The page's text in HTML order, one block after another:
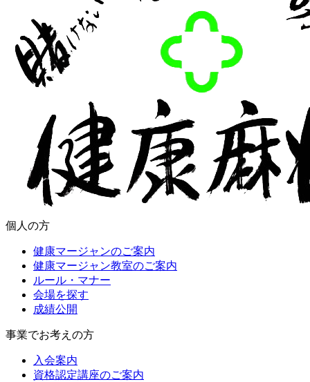
個人の方
健康マージャンのご案内
健康マージャン教室のご案内
ルール・マナー
会場を探す
成績公開
事業でお考えの方
入会案内
資格認定講座のご案内